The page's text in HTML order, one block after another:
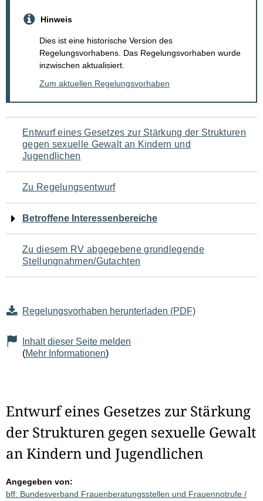
Hinweis
Dies ist eine historische Version des
Regelungsvorhabens. Das Regelungsvorhaben wurde
inzwischen aktualisiert.
Zum aktuellen Regelungsvorhaben
Navigation
für
den
Seiteninhalt
Entwurf eines Gesetzes zur Stärkung der Strukturen
gegen sexuelle Gewalt an Kindern und
Jugendlichen
Zu Regelungsentwurf
Betroffene Interessenbereiche
Zu diesem RV abgegebene grundlegende
Stellungnahmen/Gutachten
Regelungsvorhaben herunterladen (PDF)
Inhalt dieser Seite melden
(Mehr Informationen)
Entwurf eines Gesetzes zur Stärkung
der Strukturen gegen sexuelle Gewalt
an Kindern und Jugendlichen
Angegeben von:
bff: Bundesverband Frauenberatungsstellen und Frauennotrufe /